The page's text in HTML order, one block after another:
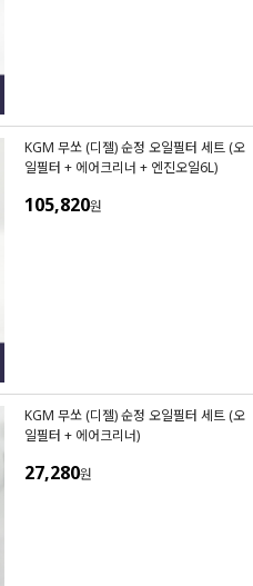
KGM 무쏘 (디젤) 순정 오일필터 세트 (오
일필터 + 에어크리너 + 엔진오일6L)
105,820원
KGM 무쏘 (디젤) 순정 오일필터 세트 (오
일필터 + 에어크리너)
27,280원